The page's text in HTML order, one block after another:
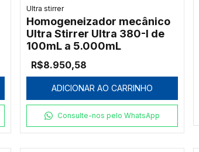
Ultra stirrer
Homogeneizador mecânico
Ultra Stirrer Ultra 380-I de
100mL a 5.000mL
R$8.950,58
ADICIONAR AO CARRINHO
Consulte-nos pelo WhatsApp